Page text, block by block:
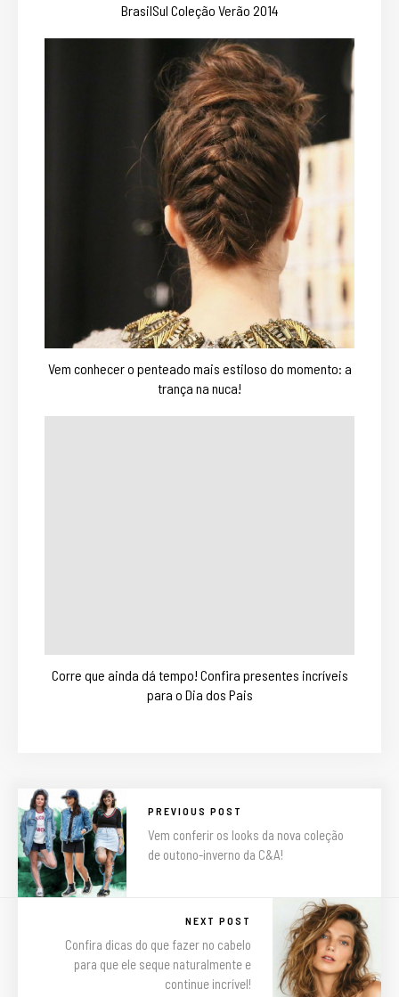
BrasilSul Coleção Verão 2014
Vem conhecer o penteado mais estiloso do momento: a
trança na nuca!
Corre que ainda dá tempo! Confira presentes incríveis
para o Dia dos Pais
PREVIOUS POST
Vem conferir os looks da nova coleção
de outono-inverno da C&A!
NEXT POST
Confira dicas do que fazer no cabelo
para que ele seque naturalmente e
continue incrível!